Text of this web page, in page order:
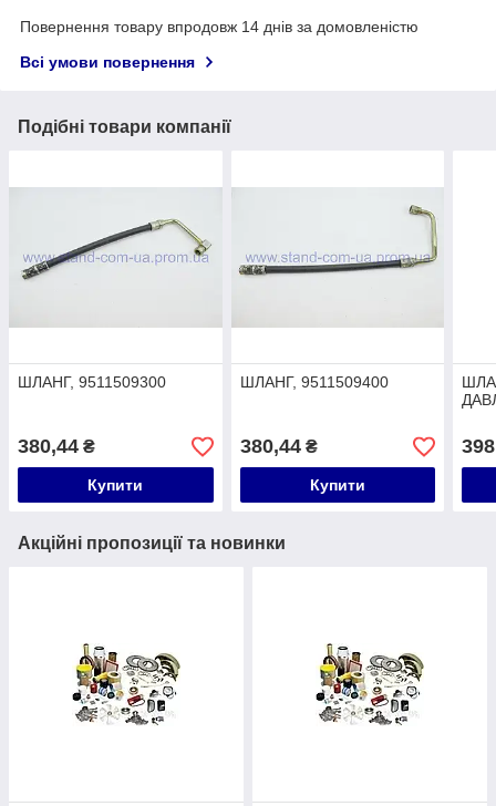
Повернення товару впродовж 14 днів за домовленістю
Всі умови повернення
Подібні товари компанії
ШЛАНГ, 9511509300
380,44 ₴
Купити
ШЛАНГ, 9511509400
380,44₴
Купити
Акційні пропозиції та новинки